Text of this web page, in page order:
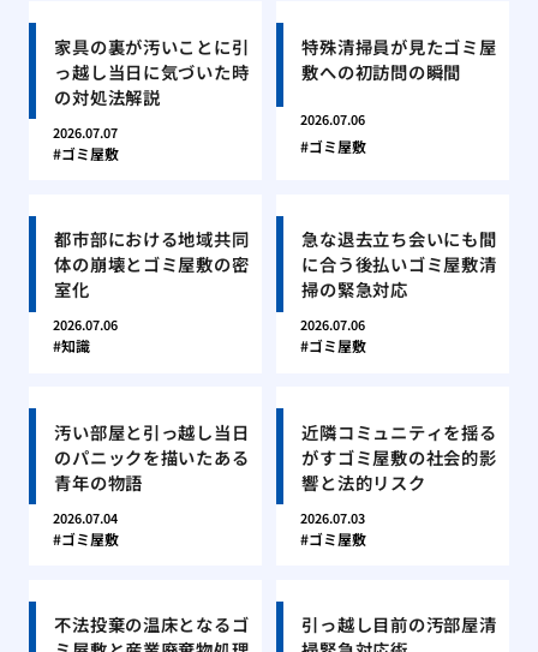
家具の裏が汚いことに引
っ越し当日に気づいた時
の対処法解説
2026.07.07
ゴミ屋敷
特殊清掃員が見たゴミ屋
敷への初訪問の瞬間
2026.07.06
ゴミ屋敷
都市部における地域共同
体の崩壊とゴミ屋敷の密
室化
2026.07.06
知識
急な退去立ち会いにも間
に合う後払いゴミ屋敷清
掃の緊急対応
2026.07.06
ゴミ屋敷
汚い部屋と引っ越し当日
のパニックを描いたある
青年の物語
2026.07.04
ゴミ屋敷
近隣コミュニティを揺る
がすゴミ屋敷の社会的影
響と法的リスク
2026.07.03
ゴミ屋敷
不法投棄の温床となるゴ
引っ越し目前の汚部屋清